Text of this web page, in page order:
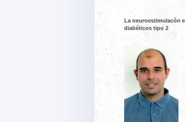
La neuroestimulacón
diabéticos tipo 2